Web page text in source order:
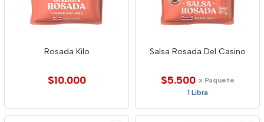
Rosada Kilo
$10.000
Salsa Rosada Del Casino
$5.500 x Paquete
1 Libra